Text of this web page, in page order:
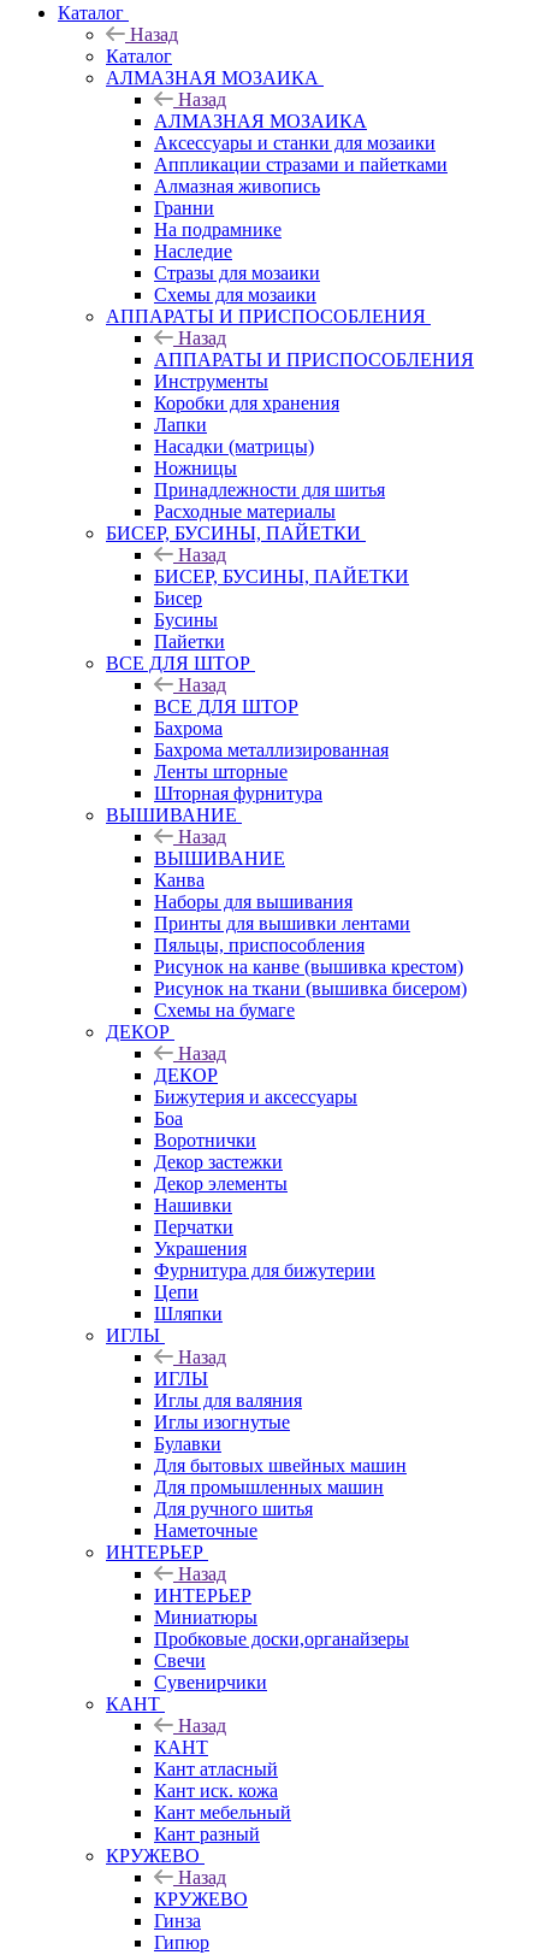
Каталог
Назад
Каталог
АЛМАЗНАЯ МОЗАИКА
Назад
АЛМАЗНАЯ МОЗАИКА
Аксессуары и станки для мозаики
Аппликации стразами и пайетками
Алмазная живопись
Гранни
На подрамнике
Наследие
Стразы для мозаики
Схемы для мозаики
АППАРАТЫ И ПРИСПОСОБЛЕНИЯ
Назад
АППАРАТЫ И ПРИСПОСОБЛЕНИЯ
Инструменты
Коробки для хранения
Лапки
Насадки (матрицы)
Ножницы
Принадлежности для шитья
Расходные материалы
БИСЕР, БУСИНЫ, ПАЙЕТКИ
Назад
БИСЕР, БУСИНЫ, ПАЙЕТКИ
Бисер
Бусины
Пайетки
ВСЕ ДЛЯ ШТОР
Назад
ВСЕ ДЛЯ ШТОР
Бахрома
Бахрома металлизированная
Ленты шторные
Шторная фурнитура
ВЫШИВАНИЕ
Назад
ВЫШИВАНИЕ
Канва
Наборы для вышивания
Принты для вышивки лентами
Пяльцы, приспособления
Рисунок на канве (вышивка крестом)
Рисунок на ткани (вышивка бисером)
Схемы на бумаге
ДЕКОР
Назад
ДЕКОР
Бижутерия и аксессуары
Боа
Воротнички
Декор застежки
Декор элементы
Нашивки
Перчатки
Украшения
Фурнитура для бижутерии
Цепи
Шляпки
ИГЛЫ
Назад
ИГЛЫ
Иглы для валяния
Иглы изогнутые
Булавки
Для бытовых швейных машин
Для промышленных машин
Для ручного шитья
Наметочные
ИНТЕРЬЕР
Назад
ИНТЕРЬЕР
Миниатюры
Пробковые доски,органайзеры
Свечи
Сувенирчики
КАНТ
Назад
КАНТ
Кант атласный
Кант иск. кожа
Кант мебельный
Кант разный
КРУЖЕВО
Назад
КРУЖЕВО
Гинза
Гипюр